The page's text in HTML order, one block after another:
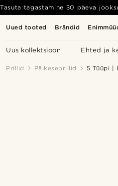
Uued tooted Brändid
Uus kollektsioon Ehted ja
Tasuta tagastamine 30 päeva
Prillid Päikeseprillid 5 Tüüpi |